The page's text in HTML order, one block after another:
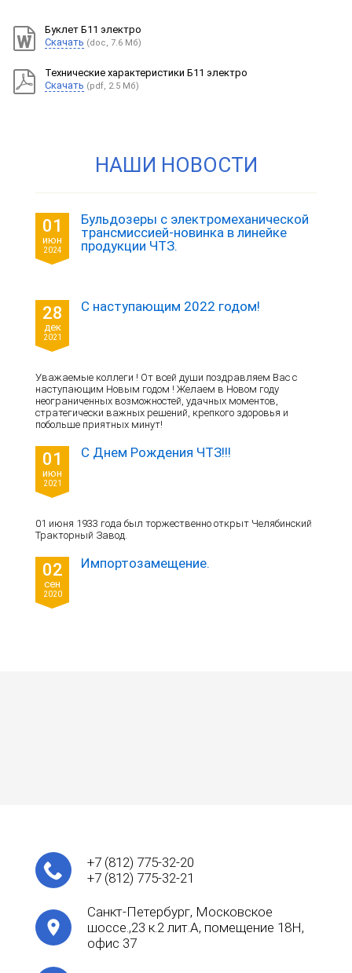
Буклет Б11 электро
Скачать (doc, 7.6 Мб)
Технические характеристики Б11 электро
Скачать (pdf, 2.5 Мб)
НАШИ НОВОСТИ
01
июн
2024
Бульдозеры с электромеханической
трансмиссией-новинка в линейке
продукции ЧТЗ.
28
дек
2021
С наступающим 2022 годом!
Уважаемые коллеги ! От всей души поздравляем Вас с
наступающим Новым годом ! Желаем в Новом году
неограниченных возможностей, удачных моментов,
стратегически важных решений, крепкого здоровья и
побольше приятных минут!
01
июн
2021
С Днем Рождения ЧТЗ!!!
01 июня 1933 года был торжественно открыт Челябинский
Тракторный Завод.
02
сен
2020
Импортозамещение.
+7 (812) 775-32-20
+7 (812) 775-32-21
Санкт-Петербург, Московское
шоссе.,23 к.2 лит.А, помещение 18Н,
офис 37